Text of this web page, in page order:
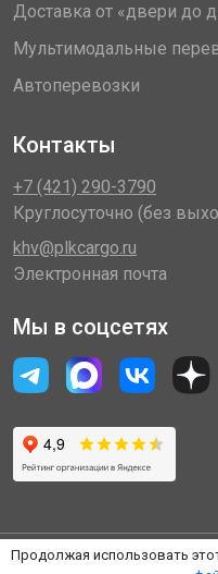
Доставка от «двери до
Мультимодальные
Автоперевозки
Контакты
+7 (421) 290-3790
Круглосуточно (без
khv@plkcargo.ru
Электронная почта
Мы в соцсетях
Продолжая использовать